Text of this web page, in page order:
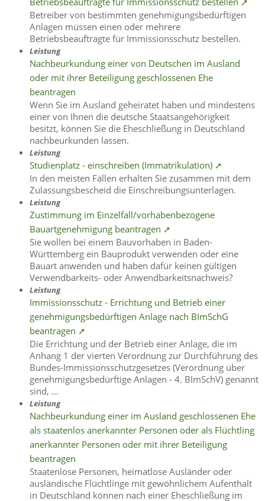
Betreiber von bestimmten genehmigungsbedürftigen
Anlagen müssen einen oder mehrere
Betriebsbeauftragte für Immissionsschutz bestellen.
Leistung
Nachbeurkundung einer von Deutschen im Ausland
oder mit ihrer Beteiligung geschlossenen Ehe
beantragen
Wenn Sie im Ausland geheiratet haben und mindestens
einer von Ihnen die deutsche Staatsangehörigkeit
besitzt, können Sie die Eheschließung in Deutschland
nachbeurkunden lassen.
Leistung
Studienplatz - einschreiben (Immatrikulation) ➚
In den meisten Fällen erhalten Sie zusammen mit dem
Zulassungsbescheid die Einschreibungsunterlagen.
Leistung
Zustimmung im Einzelfall/vorhabenbezogene
Bauartgenehmigung beantragen ➚
Sie wollen bei einem Bauvorhaben in Baden-
Württemberg ein Bauprodukt verwenden oder eine
Bauart anwenden und haben dafür keinen gültigen
Verwendbarkeits- oder Anwendbarkeitsnachweis?
Leistung
Immissionsschutz - Errichtung und Betrieb einer
genehmigungsbedürftigen Anlage nach BImSchG
beantragen ➚
Die Errichtung und der Betrieb einer Anlage, die im
Anhang 1 der vierten Verordnung zur Durchführung des
Bundes-Immissionsschutzgesetzes (Verordnung über
genehmigungsbedürftige Anlagen - 4. BImSchV) genannt
sind, …
Leistung
Nachbeurkundung einer im Ausland geschlossenen Ehe
als staatenlos anerkannter Personen oder als Flüchtling
anerkannter Personen oder mit ihrer Beteiligung
beantragen
Staatenlose Personen, heimatlose Ausländer oder
ausländische Flüchtlinge mit gewöhnlichem Aufenthalt
in Deutschland können nach einer Eheschließung im